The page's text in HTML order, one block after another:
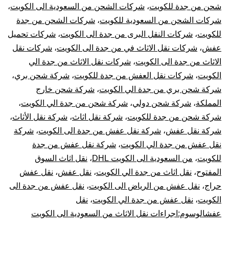
شحن من جدة للكويت، شركات الشحن من السعودية الى الكويت،
شركات الشحن من السعودية للكويت، شركات الشحن من جدة
للكويت، شركات النقل البرى من جدة الى الكويت، شركات تحميل
عفش، شركات نقل الاثاث في من جدة الى الكويت، شركات نقل
الاثاث من جدة الى الكويت، شركات نقل الاثاث من جدة الي
الكويت، شركات نقل العفش من جدة للكويت، شركة شحن بري،
شركة شحن بري من جدة الي الكويت، شركة شحن خارج
المملكة، شركة شحن دولي، شركة شحن من جدة الي الكويت،
شركة شحن من جدة للكويت، شركة نقل اثاث، شركة نقل الأثاث،
شركة نقل عفش، شركة نقل عفش من جدة الى الكويت، شركة
نقل عفش من جدة الي الكويت، شركة نقل عفش من جدة
للكويت، من السعودية الى الكويت DHL ، نقل اثاث السوق
المفتوح، نقل اثاث من جدة الي الكويت، نقل عفش، نقل عفش
حراج، نقل عفش من الرياض الى الكويت، نقل عفش من جدة الى
الكويت، نقل عفش من جدة الي الكويت، نقل
عفشالوسوم:اجراءات نقل الاثاث من السعودية الى الكويت